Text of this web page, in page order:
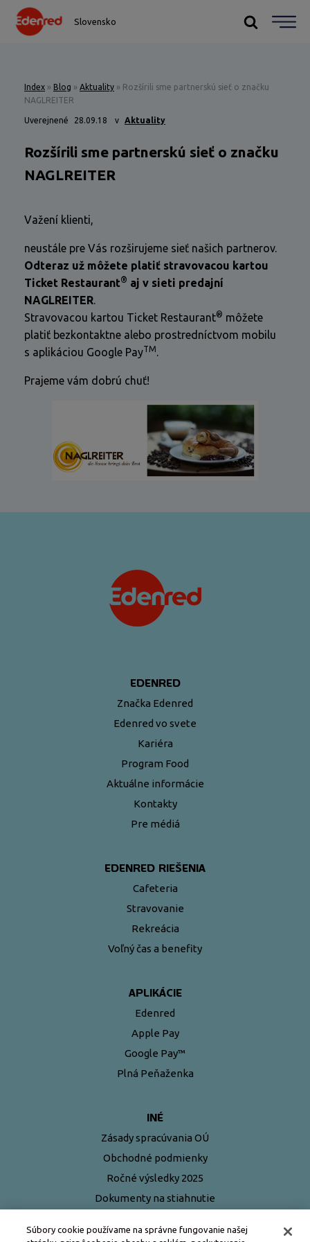
Slovensko
Index » Blog » Aktuality » Rozšírili sme partnerskú sieť o značku
NAGLREITER
Uverejnené 28.09.18 v Aktuality
Rozšírili sme partnerskú sieť o značku
NAGLREITER
Važení klienti,
neustále pre Vás rozširujeme sieť našich partnerov.
Odteraz už môžete platiť stravovacou kartou
Ticket Restaurant® aj v sieti predajní
NAGLREITER.
Stravovacou kartou Ticket Restaurant® môžete
platiť bezkontaktne alebo prostredníctvom mobilu
s aplikáciou Google PayTM.
Prajeme vám dobrú chuť!
EDENRED
Značka Edenred
Edenred vo svete
Kariéra
Program Food
Aktuálne informácie
Kontakty
Pre médiá
EDENRED RIEŠENIA
Cafeteria
Stravovanie
Rekreácia
Voľný čas a benefity
APLIKÁCIE
Edenred
Apple Pay
Google Pay™
Plná Peňaženka
INÉ
Zásady spracúvania OÚ
Obchodné podmienky
Ročné výsledky 2025
Dokumenty na stiahnutie
Súbory cookie používame na správne fungovanie našej